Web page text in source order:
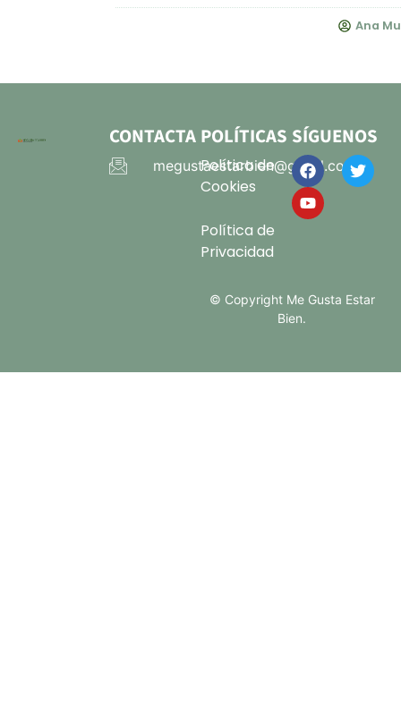
Ana
CONTACTA
megustaestarbien@gmail.com
POLÍTICAS
Política de
Cookies
Política de
Privacidad
SÍGUENOS
© Copyright Me Gusta Estar
Bien.